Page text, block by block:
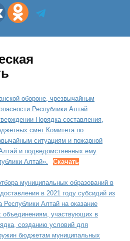
обороне, чрезвычайным
Республики Алтай
Порядка составления,
смет Комитета по
ситуациям и пожарной
и подведомственных ему
Алтай».
Скачать
муниципальных образований в
в 2021 году субсидий из
Республики Алтай на оказание
объединениям, участвующих в
созданию условий для
бюджетам муниципальных